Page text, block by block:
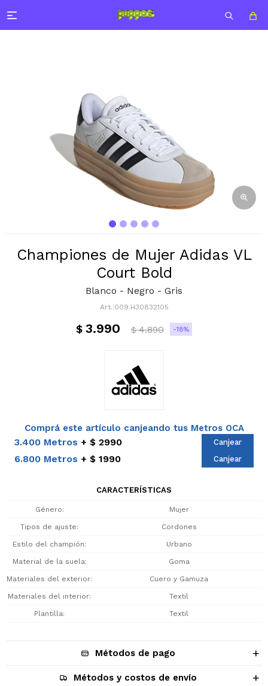

Championes de Mujer Adidas VL
Court Bold
Blanco - Negro - Gris
009.H30832105
$ 3.990 $ 4.890 18
Comprá este artículo canjeando tus Metros OCA
3.400 Metros $ 2990 Canjear
6.800 Metros $ 1990 Canjear
CARACTERÍSTICAS
Género Mujer
Tipos de ajuste Cordones
Estilo del champión Urbano
Material de la suela Goma
Materiales del exterior Cuero y Gamuza
Materiales del interior Textil
Plantilla Textil
Métodos de pago
Métodos y costos de envío